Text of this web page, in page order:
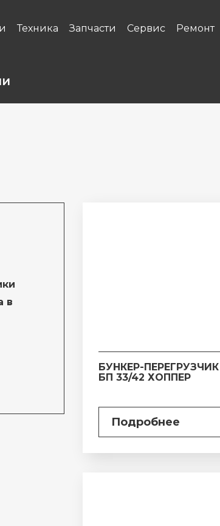
Техника Запчасти Сервис Ремонт
в
БУНКЕР-ПЕРЕГРУЗЧИК
БП 33/42 ХОППЕР
Подробнее